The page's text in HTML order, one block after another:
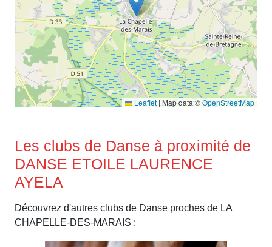
Leaflet |Map data ©OpenStreetMap
Les clubs de Danse à proximité de
DANSE ETOILE LAURENCE
AYELA
Découvrez d'autres clubs de Danse proches de LA
CHAPELLE-DES-MARAIS :